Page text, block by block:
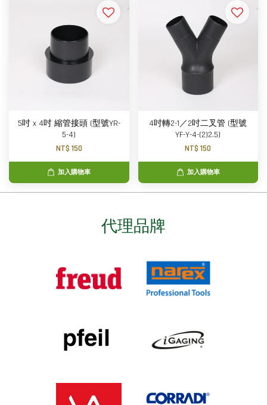
5吋 x 4吋 縮管接頭 (型號YR-
5-4)
NT$ 150
加入購物車
4吋轉2-1／2吋二叉管 (型號
YF-Y-4-(2)2.5)
NT$ 150
加入購物車
代理品牌